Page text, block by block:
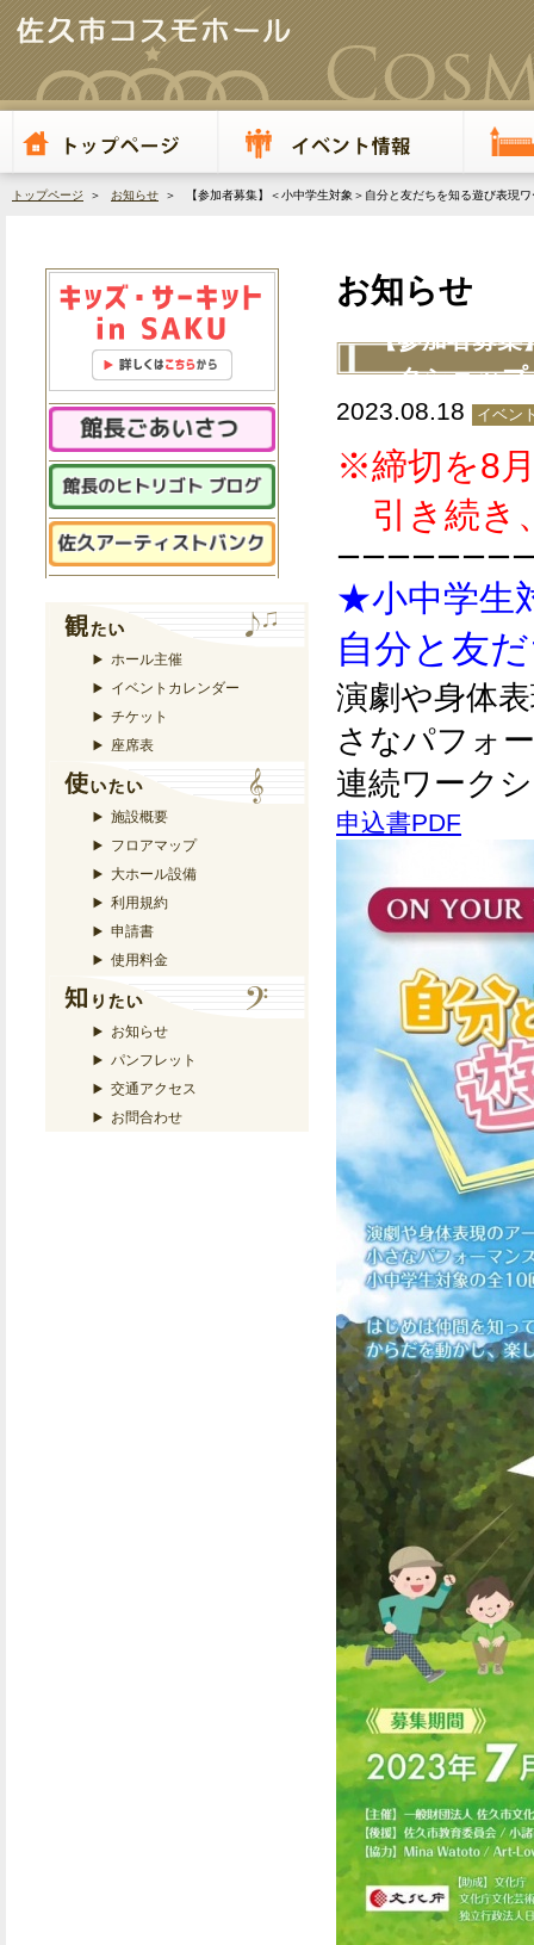
トップページ ＞ お知らせ ＞ 【参加者募集】＜小中学生対象＞自分と友だちを知る遊び表現
ホール主催
イベントカレンダー
チケット
座席表
施設概要
フロアマップ
大ホール設備
利用規約
申請書
使用料金
お知らせ
パンフレット
交通アクセス
お問合わせ
お知らせ
【参加者募集
ークショッ
2023.08.18
イベン
※締切を8
引き続き
ーーーーーーー
★小中学生
自分と友
演劇や身体
さなパフォ
連続ワーク
申込書PDF